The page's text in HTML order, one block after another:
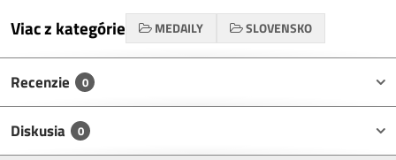
Viac z kategórie MEDAILY SLOVENSKO
Recenzie 0
Diskusia 0